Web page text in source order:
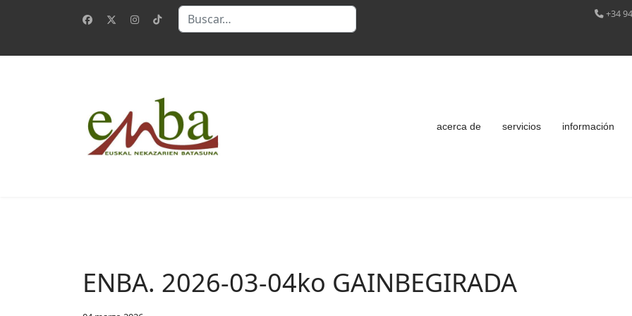
Buscar +34
acerca de servicios información
ENBA. 2026-03-04ko GAINBEGIRADA